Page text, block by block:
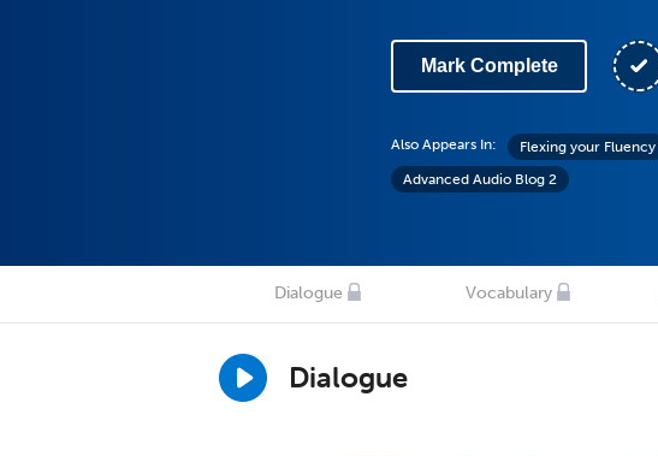
Mark Complete
Also Appears In: Flexing your Fluency
Advanced Audio Blog 2
Dialogue Vocabulary
Dialogue